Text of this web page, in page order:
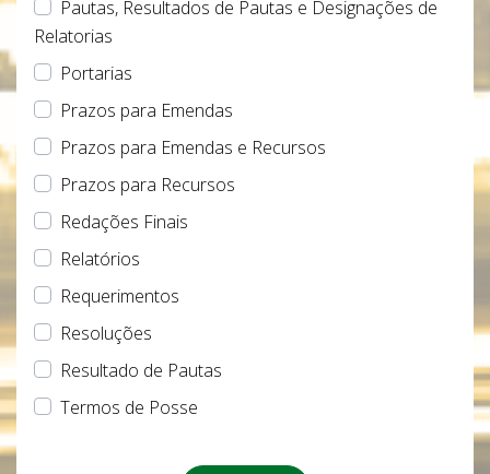
Pautas, Resultados de Pautas e Designações de
Relatorias
Portarias
Prazos para Emendas
Prazos para Emendas e Recursos
Prazos para Recursos
Redações Finais
Relatórios
Requerimentos
Resoluções
Resultado de Pautas
Termos de Posse